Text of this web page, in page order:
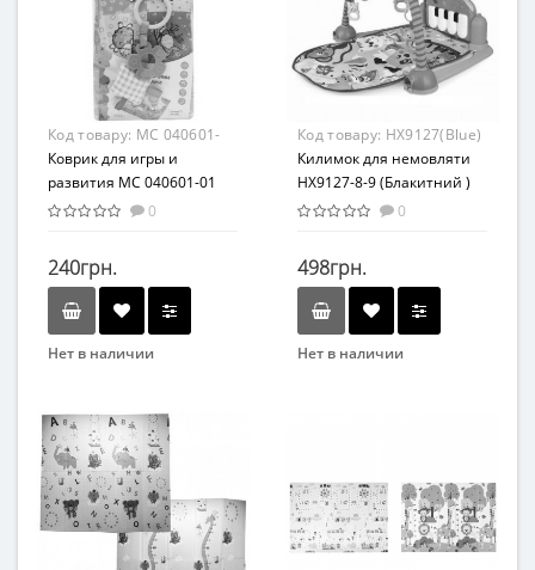
От 12 мес
Возрастная группа
От 1 года
Текстиль
Код товару: МС 040601-
01
Коврик для игры и
развития МС 040601-01
0
240грн.
Нет в наличии
Вид
Коврик
Возраст
С рождения
Возрастная группа
Код товару: HX9127(Blue)
Килимок для немовляти
HX9127-8-9 (Блакитний )
0
498грн.
Нет в наличии
Возраст
От 0
Материал